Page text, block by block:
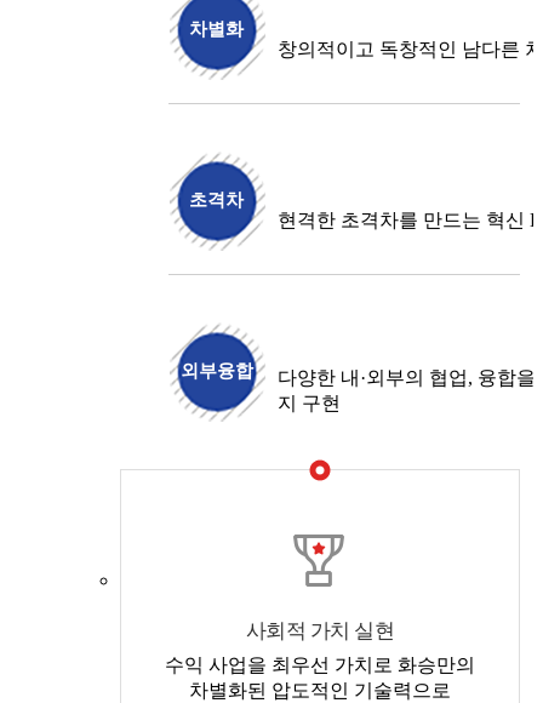
차별화
창의적이고 독창적인 남다른
초격차
현격한 초격차를 만드는 혁신
외부융합
다양한 내·외부의 협업, 융합을
지 구현
사회적 가치 실현
수익 사업을 최우선 가치로 화승만의
차별화된 압도적인 기술력으로